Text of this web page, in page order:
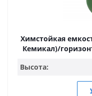
Химстойкая
Кемикал)/
Высота: